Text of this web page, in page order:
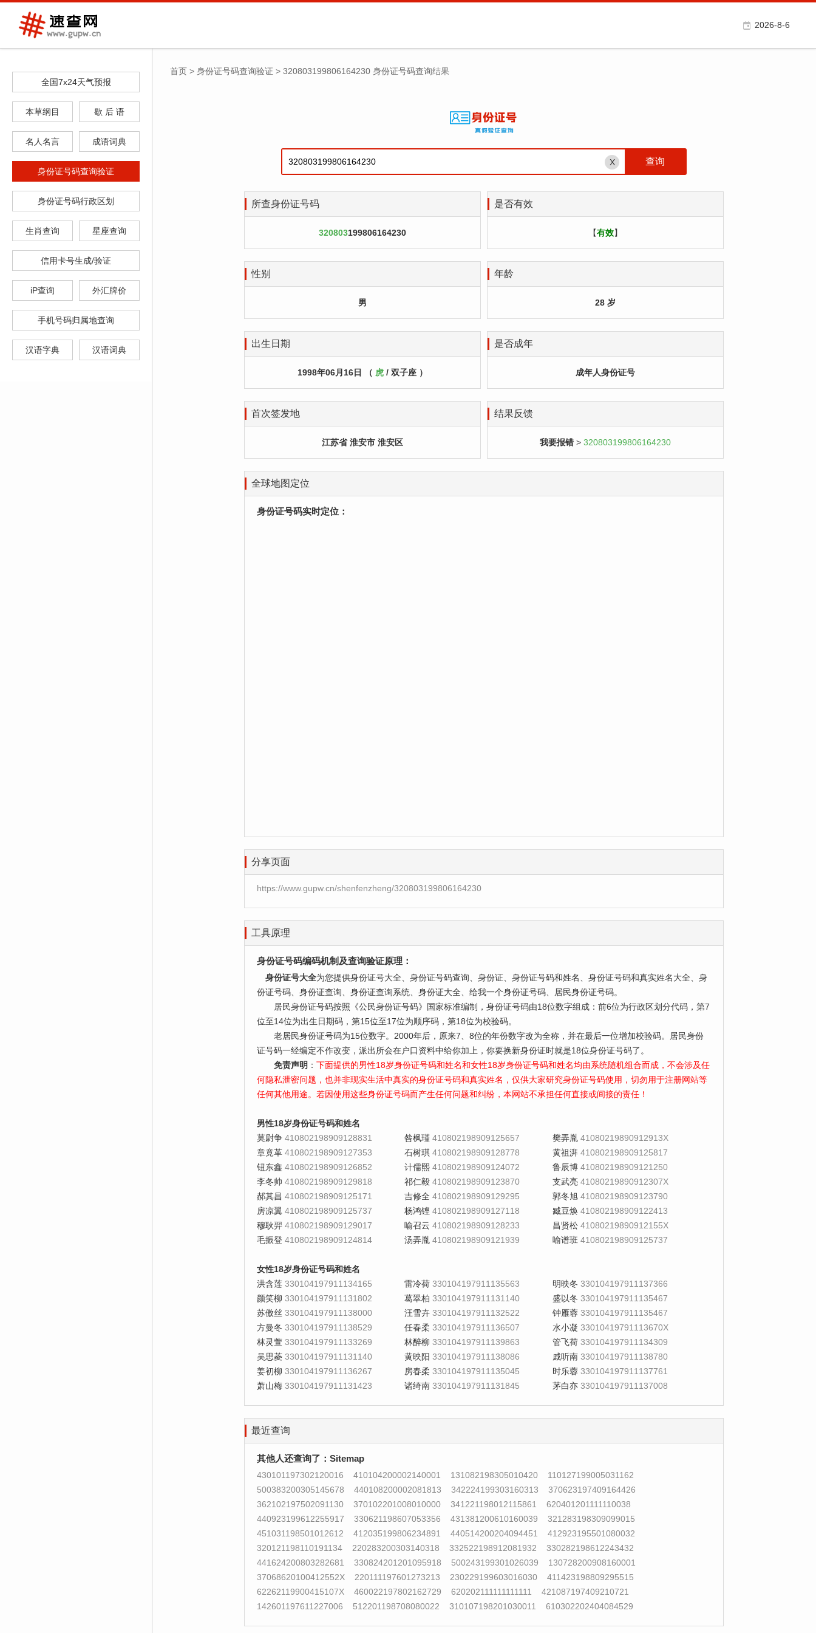
2026-8-6
全国7x24天气预报
本草纲目 歇 后 语
名人名言 成语词典
身份证号码查询验证
身份证号码行政区划
生肖查询 星座查询
信用卡号生成/验证
iP查询 外汇牌价
手机号码归属地查询
汉语字典 汉语词典
首页 > 身份证号码查询验证 > 320803199806164230 身份证号码查询结果
X
所查身份证号码
320803199806164230
是否有效
【有效】
性别
男
年龄
28 岁
出生日期
1998年06月16日 （ 虎 / 双子座 ）
是否成年
成年人身份证号
首次签发地
江苏省 淮安市 淮安区
结果反馈
我要报错 > 320803199806164230
全球地图定位
身份证号码实时定位：
分享页面
https://www.gupw.cn/shenfenzheng/320803199806164230
工具原理
身份证号码编码机制及查询验证原理：
身份证号大全为您提供身份证号大全、身份证号码查询、身份证、身份证号码和姓名、身份证号码和真实姓名大全、身
份证号码、身份证查询、身份证查询系统、身份证大全、给我一个身份证号码、居民身份证号码。
居民身份证号码按照《公民身份证号码》国家标准编制，身份证号码由18位数字组成：前6位为行政区划分代码，第7
位至14位为出生日期码，第15位至17位为顺序码，第18位为校验码。
老居民身份证号码为15位数字。2000年后，原来7、8位的年份数字改为全称，并在最后一位增加校验码。居民身份
证号码一经编定不作改变，派出所会在户口资料中给你加上，你要换新身份证时就是18位身份证号码了。
免责声明 ： 下面提供的男性18岁身份证号码和姓名和女性18岁身份证号码和姓名均由系统随机组合而成，不会涉及任
何隐私泄密问题，也并非现实生活中真实的身份证号码和真实姓名，仅供大家研究身份证号码使用，切勿用于注册网站等
任何其他用途。若因使用这些身份证号码而产生任何问题和纠纷，本网站不承担任何直接或间接的责任！
男性18岁身份证号码和姓名
莫尉争 410802198909128831 咎枫瑾 410802198909125657 樊弄胤 41080219890912913X
章竟革 410802198909127353 石树琪 410802198909128778 黄祖湃 410802198909125817
钮东鑫 410802198909126852 计儒熙 410802198909124072 鲁辰博 410802198909121250
李冬帅 410802198909129818 祁仁毅 410802198909123870 支武亮 41080219890912307X
郝其昌 410802198909125171 吉修全 410802198909129295 郭冬旭 410802198909123790
房凉翼 410802198909125737 杨鸿铿 410802198909127118 臧豆焕 410802198909122413
穆耿羿 410802198909129017 喻召云 410802198909128233 昌贤松 41080219890912155X
毛振登 410802198909124814 汤弄胤 410802198909121939 喻谱班 410802198909125737
女性18岁身份证号码和姓名
洪含莲 330104197911134165 雷冷荷 330104197911135563 明映冬 330104197911137366
颜笑柳 330104197911131802 葛翠柏 330104197911131140 盛以冬 330104197911135467
苏傲丝 330104197911138000 汪雪卉 330104197911132522 钟雁蓉 330104197911135467
方曼冬 330104197911138529 任春柔 330104197911136507 水小凝 33010419791113670X
林灵萱 330104197911133269 林醉柳 330104197911139863 管飞荷 330104197911134309
吴思菱 330104197911131140 黄映阳 330104197911138086 戚听南 330104197911138780
姜初柳 330104197911136267 房春柔 330104197911135045 时乐蓉 330104197911137761
萧山梅 330104197911131423 诸绮南 330104197911131845 茅白亦 330104197911137008
最近查询
其他人还查询了： Sitemap
430101197302120016 410104200002140001 131082198305010420
110127199005031162
500383200305145678
440108200002081813 342224199303160313
370623197409164426
362102197502091130
370102201008010000 341221198012115861
620401201111110038
440923199612255917
330621198607053356 431381200610160039
321283198309099015
451031198501012612
412035199806234891 440514200204094451
412923195501080032
320121198110191134
220283200303140318 332522198912081932
330282198612243432
441624200803282681
330824201201095918 500243199301026039
130728200908160001
37068620100412552X
220111197601273213 230229199603016030
411423198809295515
62262119900415107X
460022197802162729 620202111111111111
421087197409210721
142601197611227006
512201198708080022 310107198201030011 610302202404084529